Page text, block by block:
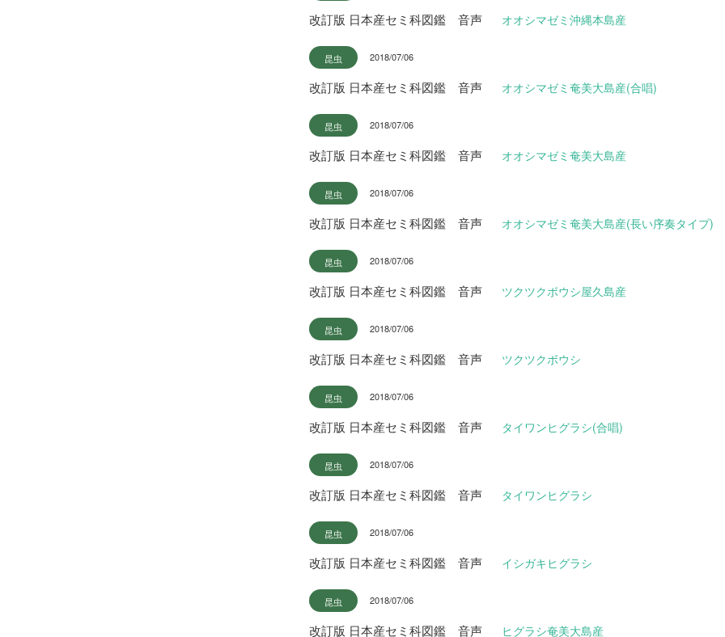
改訂版 日本産セミ科図鑑 音声 オオシマゼミ沖縄本島産
昆虫 2018/07/06
改訂版 日本産セミ科図鑑 音声 オオシマゼミ奄美大島産(合唱)
昆虫 2018/07/06
改訂版 日本産セミ科図鑑 音声 オオシマゼミ奄美大島産
昆虫 2018/07/06
改訂版 日本産セミ科図鑑 音声 オオシマゼミ奄美大島産(長い序奏タイプ)
昆虫 2018/07/06
改訂版 日本産セミ科図鑑 音声 ツクツクボウシ屋久島産
昆虫 2018/07/06
改訂版 日本産セミ科図鑑 音声 ツクツクボウシ
昆虫 2018/07/06
改訂版 日本産セミ科図鑑 音声 タイワンヒグラシ(合唱)
昆虫 2018/07/06
改訂版 日本産セミ科図鑑 音声 タイワンヒグラシ
昆虫 2018/07/06
改訂版 日本産セミ科図鑑 音声 イシガキヒグラシ
昆虫 2018/07/06
改訂版 日本産セミ科図鑑 音声 ヒグラシ奄美大島産